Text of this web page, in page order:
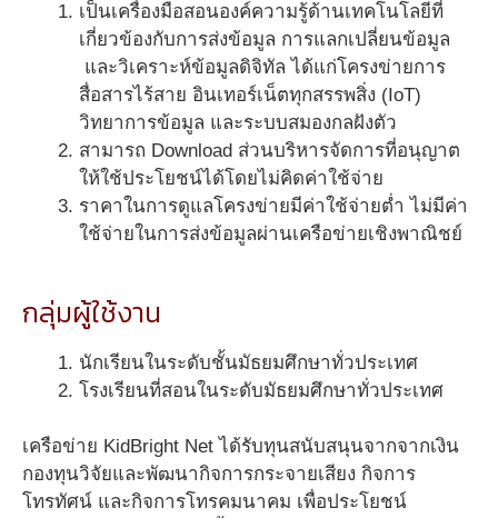
เป็นเครื่องมือสอนองค์ความรู้ด้านเทคโนโลยีที่
เกี่ยวข้องกับการส่งข้อมูล การแลกเปลี่ยนข้อมูล
และวิเคราะห์ข้อมูลดิจิทัล ได้แก่โครงข่ายการ
สื่อสารไร้สาย อินเทอร์เน็ตทุกสรรพสิ่ง (IoT)
วิทยาการข้อมูล และระบบสมองกลฝังตัว
สามารถ Download ส่วนบริหารจัดการที่อนุญาต
ให้ใช้ประโยชน์ได้โดยไม่คิดค่าใช้จ่าย
ราคาในการดูแลโครงข่ายมีค่าใช้จ่ายต่ำ ไม่มีค่า
ใช้จ่ายในการส่งข้อมูลผ่านเครือข่ายเชิงพาณิชย์
กลุ่มผู้ใช้งาน
นักเรียนในระดับชั้นมัธยมศึกษาทั่วประเทศ
โรงเรียนที่สอนในระดับมัธยมศึกษาทั่วประเทศ
เครือข่าย KidBright Net ได้รับทุนสนับสนุนจากจากเงิน
กองทุนวิจัยและพัฒนากิจการกระจายเสียง กิจการ
โทรทัศน์ และกิจการโทรคมนาคม เพื่อประโยชน์